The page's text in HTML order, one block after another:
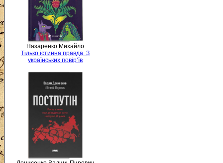
Назаренко Михайло
Тілько істинна правда. З
українських повір’їв